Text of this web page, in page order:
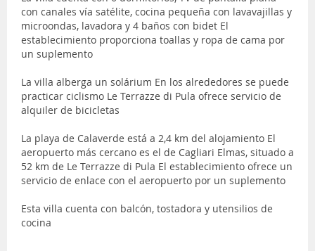
con canales vía satélite, cocina pequeña con lavavajillas y
microondas, lavadora y 4 baños con bidet El
establecimiento proporciona toallas y ropa de cama por
un suplemento
La villa alberga un solárium En los alrededores se puede
practicar ciclismo Le Terrazze di Pula ofrece servicio de
alquiler de bicicletas
La playa de Calaverde está a 2,4 km del alojamiento El
aeropuerto más cercano es el de Cagliari Elmas, situado a
52 km de Le Terrazze di Pula El establecimiento ofrece un
servicio de enlace con el aeropuerto por un suplemento
Esta villa cuenta con balcón, tostadora y utensilios de
cocina